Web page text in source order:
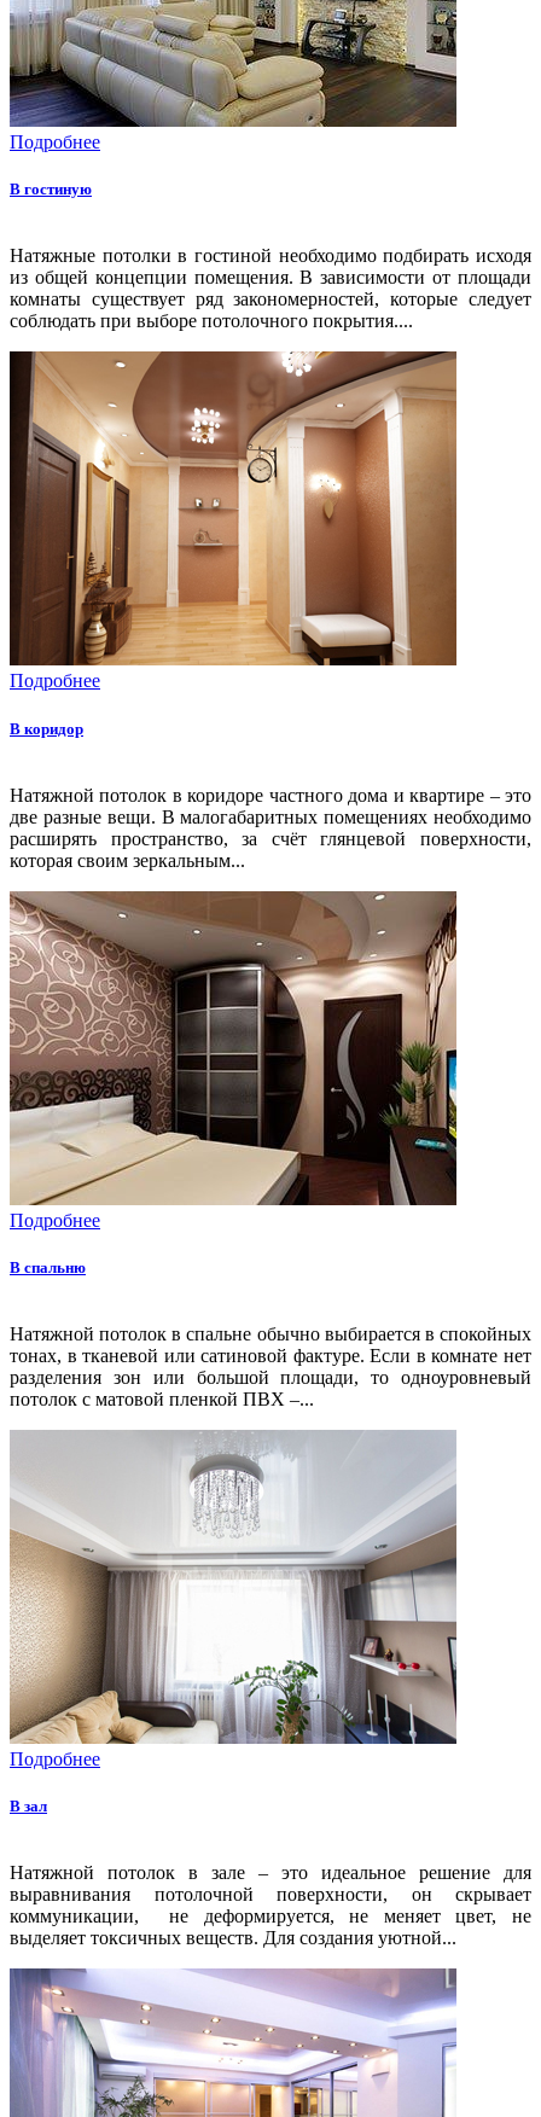
Подробнее
В гостиную
Натяжные потолки в гостиной необходимо подбирать исходя
из общей концепции помещения. В зависимости от площади
комнаты существует ряд закономерностей, которые следует
соблюдать при выборе потолочного покрытия....
Подробнее
В коридор
Натяжной потолок в коридоре частного дома и квартире – это
две разные вещи. В малогабаритных помещениях необходимо
расширять пространство, за счёт глянцевой поверхности,
которая своим зеркальным...
Подробнее
В спальню
Натяжной потолок в спальне обычно выбирается в спокойных
тонах, в тканевой или сатиновой фактуре. Если в комнате нет
разделения зон или большой площади, то одноуровневый
потолок с матовой пленкой ПВХ –...
Подробнее
В зал
Натяжной потолок в зале – это идеальное решение для
выравнивания потолочной поверхности, он скрывает
коммуникации, не деформируется, не меняет цвет, не
выделяет токсичных веществ. Для создания уютной...